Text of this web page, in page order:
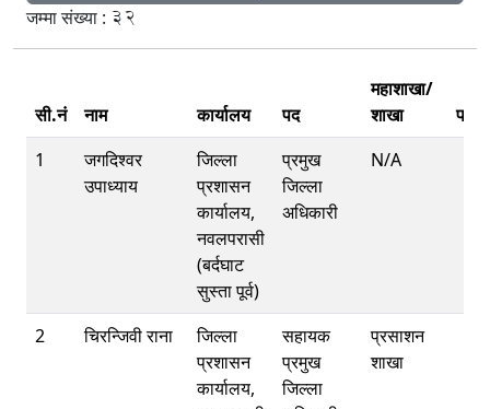
जम्मा संख्या : 32
सी.नं नाम कार्यालय पद
महाशाखा/
शाखा
फोन
1
जगदिश्वर
उपाध्याय
जिल्ला
प्रशासन
कार्यालय,
नवलपरासी
(बर्दघाट
सुस्ता पूर्व)
प्रमुख
जिल्ला
अधिकारी
N/A
2 चिरन्जिवी राना
जिल्ला
प्रशासन
कार्यालय,
सहायक
प्रमुख
जिल्ला
प्रसाशन
शाखा